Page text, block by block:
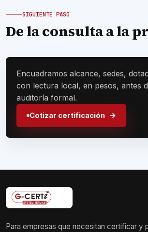
SIGUIENTE PASO
De la consulta a la
Encuadramos alcance, sedes,
con lectura local, en pesos, antes
auditoría formal.
Cotizar certificación
Para empresas que necesitan certificar y